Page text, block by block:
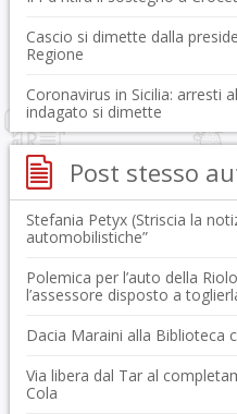
Cascio si dimette dalla
Regione
Coronavirus in Sicilia: arresti
indagato si dimette
Post stesso
Stefania Petyx (Striscia la
automobilistiche”
Polemica per l’auto della
l’assessore disposto a
Dacia Maraini alla Biblioteca
Via libera dal Tar al
Cola